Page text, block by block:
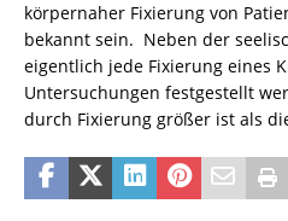
körpernaher Fixierung von
bekannt sein. Neben der
eigentlich jede Fixierung eines
Untersuchungen festgestellt
durch Fixierung größer ist als